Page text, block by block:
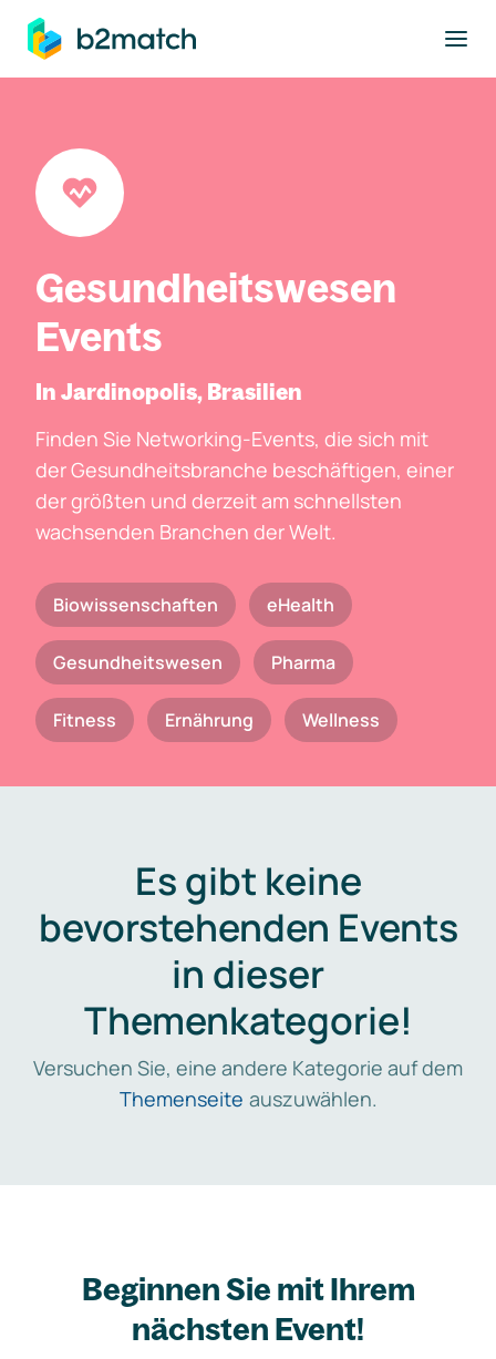
springen
Gesundheitswesen
Events
In Jardinopolis, Brasilien
Finden Sie Networking-Events, die sich mit
der Gesundheitsbranche beschäftigen, einer
der größten und derzeit am schnellsten
wachsenden Branchen der Welt.
Biowissenschaften eHealth
Gesundheitswesen Pharma
Fitness Ernährung Wellness
Es gibt keine
bevorstehenden Events
in dieser
Themenkategorie!
Versuchen Sie, eine andere Kategorie auf dem
Themenseite auszuwählen.
Beginnen Sie mit Ihrem
nächsten Event!